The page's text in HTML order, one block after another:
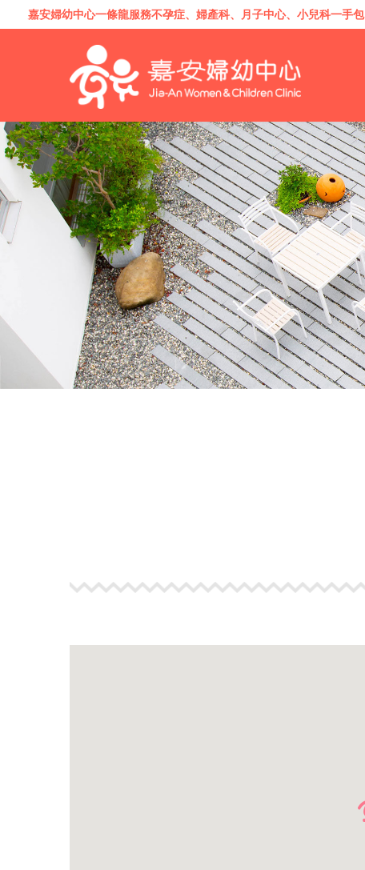
嘉安婦幼中心一條龍服務不孕症、 婦產科、 月子中心、 小兒科一手包